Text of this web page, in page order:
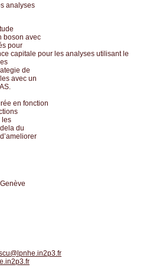
analyses
boson avec
pour
capitale pour les analyses utilisant le
de
avec un
en fonction
les
du
@ lpnhe.in2p3.fr